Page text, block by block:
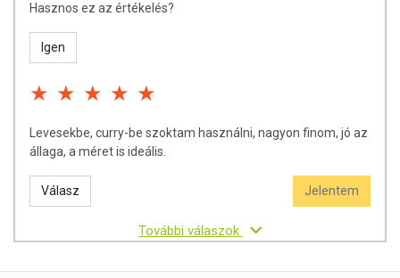
Hasznos ez az értékelés?
Igen
Levesekbe, curry-be szoktam használni, nagyon finom, jó az
állaga, a méret is ideális.
Válasz Jelentem
További válaszok